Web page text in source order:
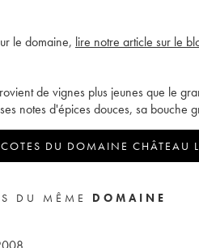
le domaine, lire notre article sur le
de vignes plus jeunes que le
notes d'épices douces, sa bouche
DU DOMAINE CHÂTEAU
DU MÊME
DOMAINE